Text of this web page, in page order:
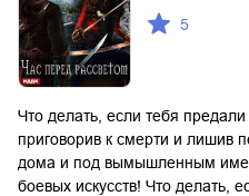
5
Что делать, если тебя
приговорив к смерти и лишив
дома и под вымышленным
боевых искусств! Что делать,